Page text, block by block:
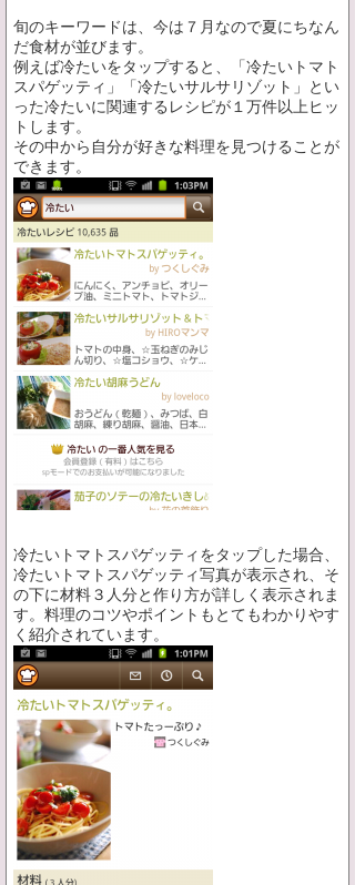
旬のキーワードは、今は７月なので夏にちなん
だ食材が並びます。
例えば冷たいをタップすると、「冷たいトマト
スパゲッティ」「冷たいサルサリゾット」とい
った冷たいに関連するレシピが１万件以上ヒッ
トします。
その中から自分が好きな料理を見つけることが
できます。
冷たいトマトスパゲッティをタップした場合、
冷たいトマトスパゲッティ写真が表示され、そ
の下に材料３人分と作り方が詳しく表示されま
す。料理のコツやポイントもとてもわかりやす
く紹介されています。